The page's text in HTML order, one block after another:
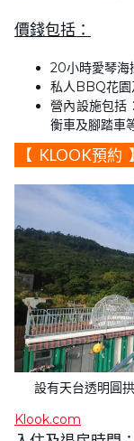
價錢包括：
20小時愛琴海
私人BBQ花園
營內設施包括
衡車及腳踏車
【 KLOOK預約 】
設有天台透明圓
Klook.com